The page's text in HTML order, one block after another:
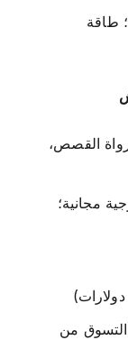
طاقة
القصص،
مجانية؛
من